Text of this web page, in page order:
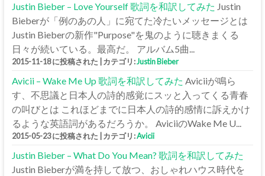
Justin Bieber – Love Yourself 歌詞を和訳してみた Justin
Bieberが「例のあの人」に宛てた冷たいメッセージとは
Justin Bieberの新作"Purpose"を鬼のように聴きまくる
日々が続いている。最高だ。 アルバム5曲...
2015-11-18 に投稿された カテゴリ:Justin Bieber
Avicii – Wake Me Up 歌詞を和訳してみた Aviciiが鳴ら
す、不思議と日本人の詩的感覚にスッと入ってくる青春
の叫びとは これほどまでに日本人の詩的感情に訴えかけ
るような英語詞があるだろうか。 AviciiのWake Me U...
2015-05-23 に投稿された カテゴリ:Avicii
Justin Bieber – What Do You Mean? 歌詞を和訳してみた
Justin Bieberが満を持して放つ、おしゃれハウス時代を